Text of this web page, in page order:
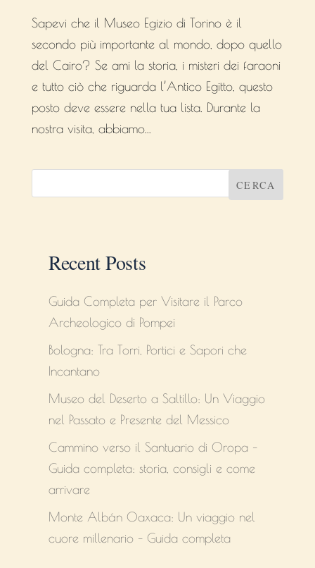
Sapevi che il Museo Egizio di Torino è il
secondo più importante al mondo, dopo quello
del Cairo? Se ami la storia, i misteri dei faraoni
e tutto ciò che riguarda l’Antico Egitto, questo
posto deve essere nella tua lista. Durante la
nostra visita, abbiamo...
CERCA
Recent Posts
Guida Completa per Visitare il Parco
Archeologico di Pompei
Bologna: Tra Torri, Portici e Sapori che
Incantano
Museo del Deserto a Saltillo: Un Viaggio
nel Passato e Presente del Messico
Cammino verso il Santuario di Oropa –
Guida completa: storia, consigli e come
arrivare
Monte Albán Oaxaca: Un viaggio nel
cuore millenario – Guida completa